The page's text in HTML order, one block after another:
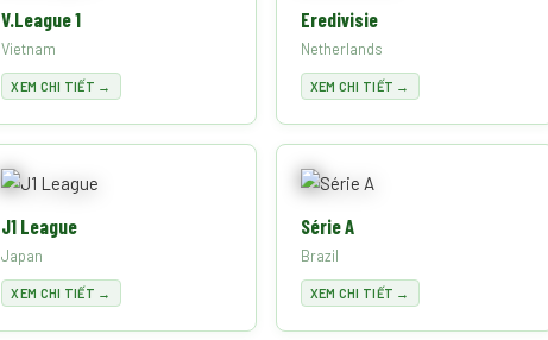
V.League 1
Vietnam
XEM CHI TIẾT →
Eredivisie
Netherlands
XEM CHI TIẾT →
J1 League
Japan
XEM CHI TIẾT →
Série A
Brazil
XEM CHI TIẾT →